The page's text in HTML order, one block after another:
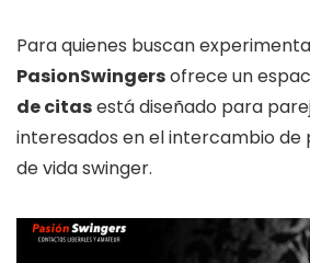
Para quienes buscan
PasionSwingersofrece un
de citasestá diseñado para
interesados en el intercambio de
de vida swinger.